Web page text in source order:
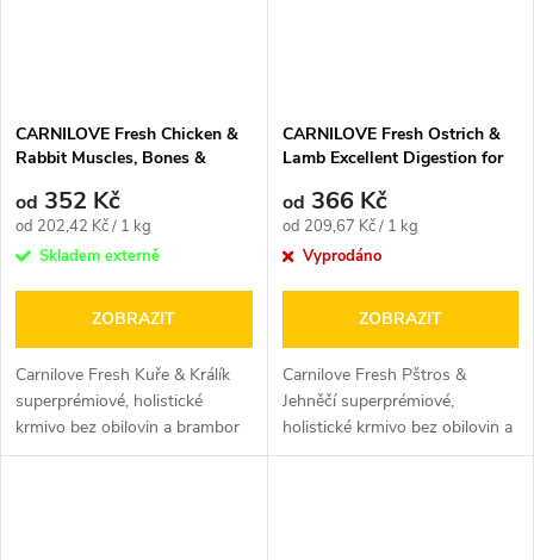
CARNILOVE Fresh Chicken &
Rabbit Muscles, Bones &
od 352 Kč
Měrná
cena:
od 202,42 Kč / 1 kg
Skladem externě
ZOBRAZIT
Carnilove Fresh Kuře & Králík
superprémiové, holistické
krmivo bez obilovin a brambor
s čerstvým masem pro...
CARNILOVE Fresh Ostrich &
Lamb Excellent Digestion for
od 366 Kč
Měrná
cena:
od 209,67 Kč / 1 kg
Vyprodáno
ZOBRAZIT
Carnilove Fresh Pštros &
Jehněčí superprémiové,
holistické krmivo bez obilovin a
brambor s čerstvým masem